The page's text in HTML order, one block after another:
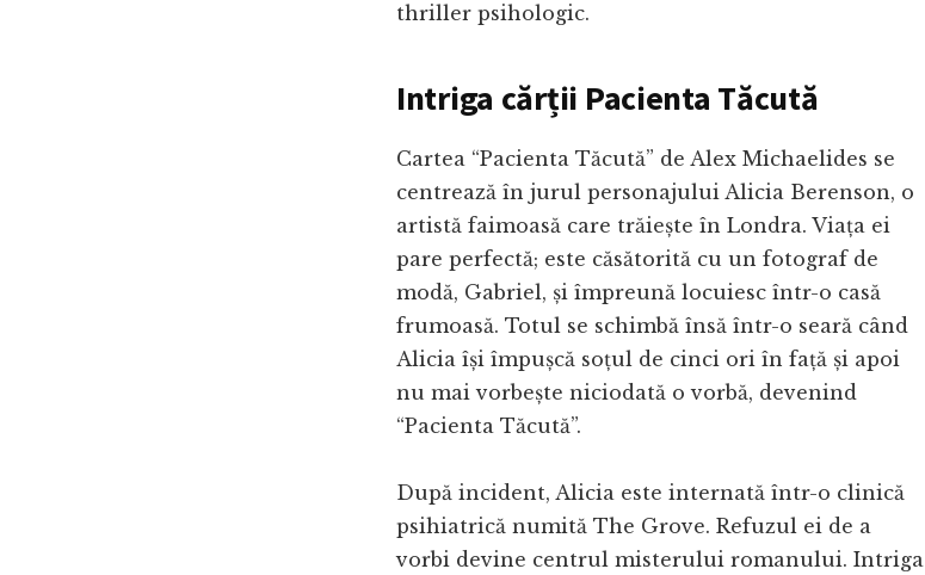
thriller psihologic.
Intriga cărții Pacienta Tăcută
Cartea “Pacienta Tăcută” de Alex Michaelides se
centrează în jurul personajului Alicia Berenson, o
artistă faimoasă care trăiește în Londra. Viața ei
pare perfectă; este căsătorită cu un fotograf de
modă, Gabriel, și împreună locuiesc într-o casă
frumoasă. Totul se schimbă însă într-o seară când
Alicia își împușcă soțul de cinci ori în față și apoi
nu mai vorbește niciodată o vorbă, devenind
“Pacienta Tăcută”.
După incident, Alicia este internată într-o clinică
psihiatrică numită The Grove. Refuzul ei de a
vorbi devine centrul misterului romanului. Intriga